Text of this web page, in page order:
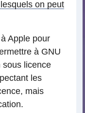
on peut
Apple pour
à GNU
sous licence
les
mais